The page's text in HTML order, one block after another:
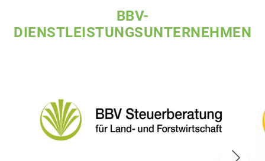
BBV-
DIENSTLEISTUNGSUNTERNEHMEN